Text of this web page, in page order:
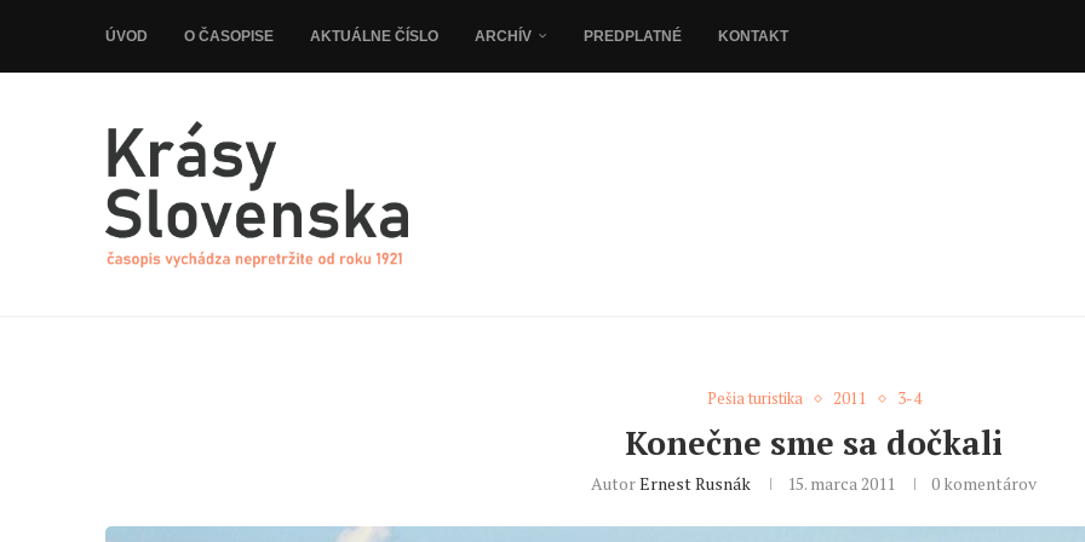
ÚVOD O ČASOPISE AKTUÁLNE ČÍSLO ARCHÍV PREDPLATNÉ KONTAKT
Pešia turistika 2011 3-4
Konečne sme sa dočkali
AutorErnest Rusnák 15. marca 2011 0 komentárov